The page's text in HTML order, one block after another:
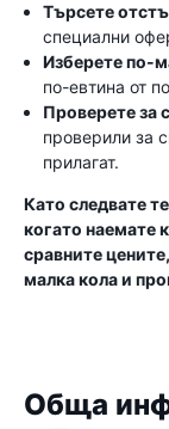
Търсете
специални
Изберете по-
по-евтина от
Проверете за
проверили за
прилагат.
Като следвате
когато наемате
сравните
малка кола и
Обща